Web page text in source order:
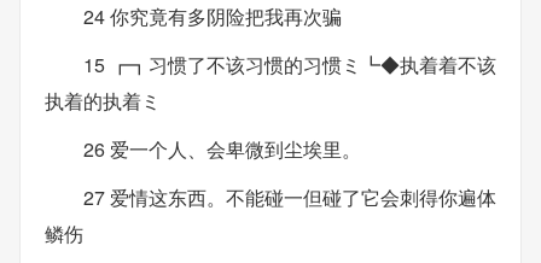
24 你究竟有多阴险把我再次骗
15 ┏┓习惯了不该习惯的习惯ミ┗◆执着着不该
执着的执着ミ
26 爱一个人、会卑微到尘埃里。
27 爱情这东西。不能碰一但碰了它会刺得你遍体
鳞伤